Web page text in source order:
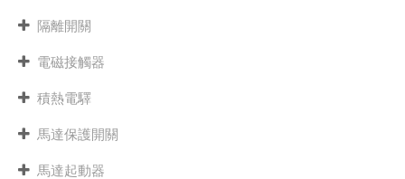
隔離開關
電磁接觸器
積熱電驛
馬達保護開關
馬達起動器